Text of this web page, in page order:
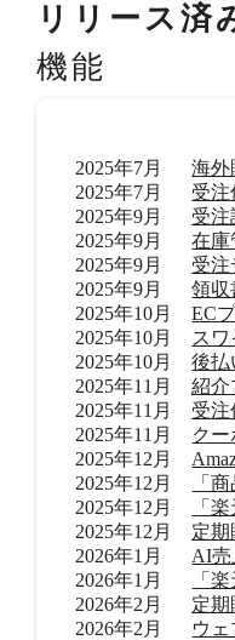
リリース済
機能
2025年7月
海外
2025年7月
2025年9月
2025年9月
2025年9月
2025年9月
2025年10月
2025年10月
2025年10月
2025年11月
2025年11月
2025年11月
2025年12月
2025年12月
2025年12月
2025年12月
2026年1月
2026年1月
2026年2月
2026年2月